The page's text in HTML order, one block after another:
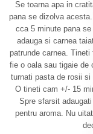
Se toarna apa in
pana se dizolva
cca 5 minute pana
adauga si carnea
patrunde carnea.
fie o oala sau tigaie de
turnati pasta de rosii
O tineti cam +/- 15
Spre sfarsit
pentru aroma. Nu